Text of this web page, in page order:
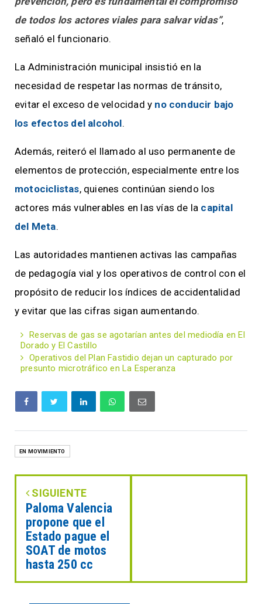
de todos los actores viales para salvar vidas”,
señaló el funcionario.
La Administración municipal insistió en la
necesidad de respetar las normas de tránsito,
evitar el exceso de velocidad y no conducir bajo
los efectos del alcohol.
Además, reiteró el llamado al uso permanente de
elementos de protección, especialmente entre los
motociclistas, quienes continúan siendo los
actores más vulnerables en las vías de la capital
del Meta.
Las autoridades mantienen activas las campañas
de pedagogía vial y los operativos de control con el
propósito de reducir los índices de accidentalidad
y evitar que las cifras sigan aumentando.
Reservas de gas se agotarían antes del mediodía en El
Dorado y El Castillo
Operativos del Plan Fastidio dejan un capturado por
presunto microtráfico en La Esperanza
EN MOVIMIENTO
SIGUIENTE
Paloma Valencia
propone que el
Estado pague el
SOAT de motos
hasta 250 cc